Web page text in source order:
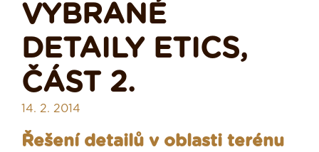
VYBRANÉ
DETAILY ETICS,
ČÁST 2.
14. 2. 2014
Řešení detailů v oblasti terénu